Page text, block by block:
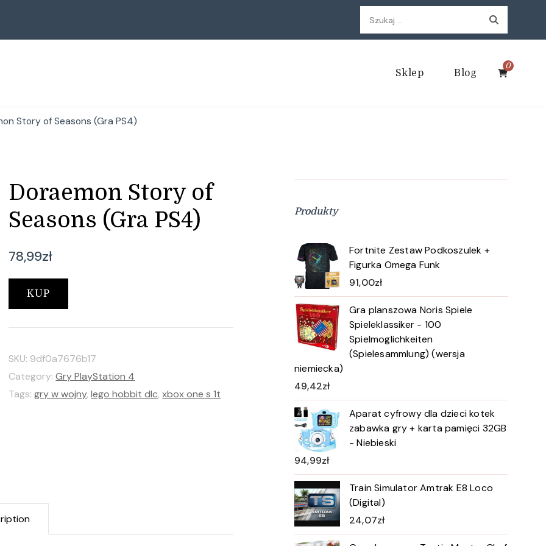
Szukaj:
Sklep Blog
0
Story of Seasons (Gra PS4)
Doraemon Story of
Seasons (Gra PS4)
78,99zł
KUP
SKU: 9df0a7676b17
Category:Gry PlayStation 4
Tags:gry w wojny,lego hobbit dlc,xbox one s 1t
Produkty
Fortnite Zestaw Podkoszulek +
Figurka Omega Funk
91,00zł
Gra planszowa Noris Spiele
Spieleklassiker - 100
Spielmoglichkeiten
(Spielesammlung) (wersja
niemiecka)
49,42zł
Aparat cyfrowy dla dzieci kotek
zabawka gry + karta pamięci 32GB
- Niebieski
94,99zł
Train Simulator Amtrak E8 Loco
(Digital)
24,07zł